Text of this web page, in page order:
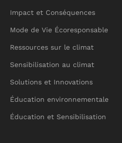
Impact et Conséquences
Mode de Vie Écoresponsable
Ressources sur le climat
Sensibilisation au climat
Solutions et Innovations
Éducation environnementale
Éducation et Sensibilisation